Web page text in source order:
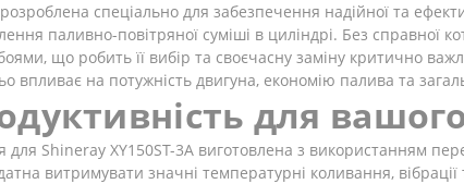
спеціально для забезпечення надійної та
паливно-повітряної суміші в циліндрі. Без
що робить її вибір та своєчасну заміну критично
на потужність двигуна, економію палива та
для
Shineray XY150ST-3A виготовлена з використанням
витримувати значні температурні коливання,